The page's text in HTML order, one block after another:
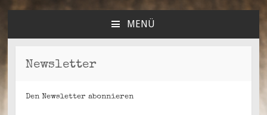
MENÜ
SPRINGEN
Newsletter
Den Newsletter abonnieren